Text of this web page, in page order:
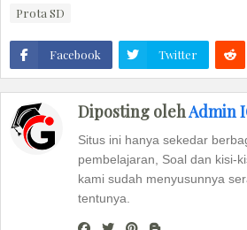
Prota SD
Facebook Twitter
Diposting olehAdmin
Situs ini hanya sekedar
pembelajaran, Soal dan kisi-
kami sudah menyusunnya
tentunya.